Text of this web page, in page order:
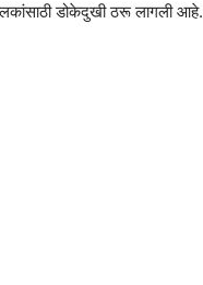
डोकेदुखी ठरू लागली आहे.